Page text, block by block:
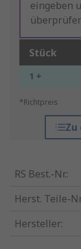
eingeben
Stück
1 +
*Richtpreis
Zu
RS Best.-Nr.:
Herst. Teile-
Hersteller: